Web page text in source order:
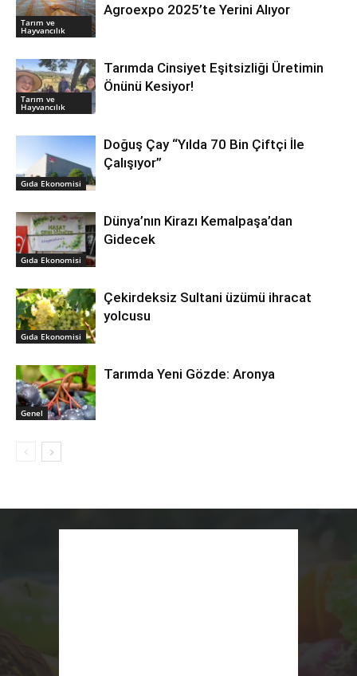
Tarım ve
Hayvancılık
Agroexpo 2025’te Yerini Alıyor
Tarım ve
Hayvancılık
Tarımda Cinsiyet Eşitsizliği Üretimin
Önünü Kesiyor!
Gıda Ekonomisi
Doğuş Çay “Yılda 70 Bin Çiftçi İle
Çalışıyor”
Gıda Ekonomisi
Dünya’nın Kirazı Kemalpaşa’dan
Gidecek
Gıda Ekonomisi
Çekirdeksiz Sultani üzümü ihracat
yolcusu
Genel
Tarımda Yeni Gözde: Aronya